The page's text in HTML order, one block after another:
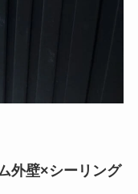
外壁×シーリング